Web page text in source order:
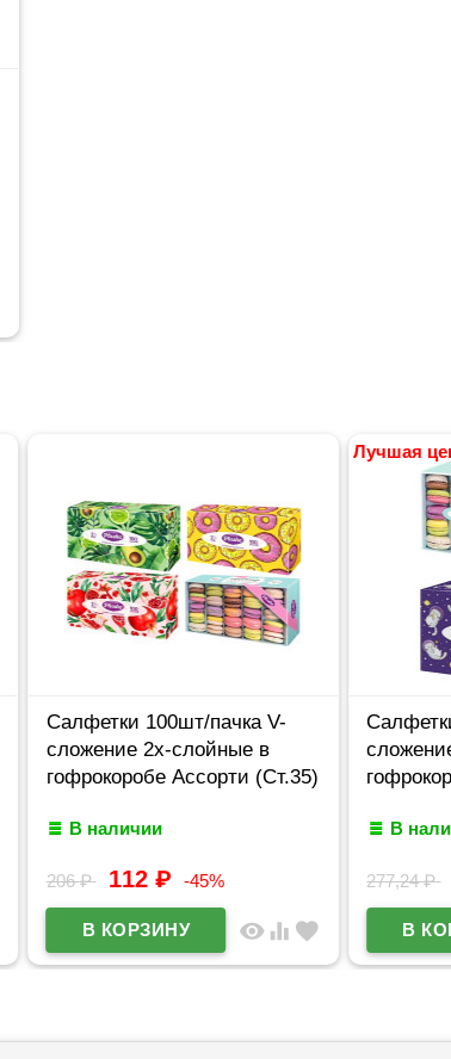
Салфетки 100шт/пачка V-
сложение 2х-слойные в
гофрокоробе Ассорти (Ст.35)
В наличии
206₽ 112 ₽ -45%
visibility equalizer favorite
Лучшая
В
277,24₽